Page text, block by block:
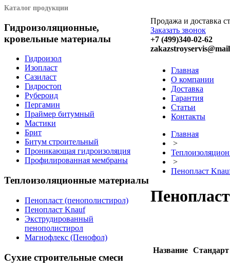
Каталог продукции
Гидроизоляционные,
кровельные материалы
Гидроизол
Изопласт
Сазиласт
Гидростоп
Рубероид
Пергамин
Праймер битумный
Мастики
Брит
Битум строительный
Проникающая гидроизоляция
Профилированная мембраны
Теплоизоляционные материалы
Пенопласт (пенополистирол)
Пенопласт Knauf
Экструдированный
пенополистирол
Магнофлекс (Пенофол)
Сухие строительные смеси
Продажа и доставка
Заказать звонок
+7 (499)340-02-62
Главная
О компании
Доставка
Гарантия
Статьи
Контакты
Главная
>
>
Пенопласт
Название Стандарт